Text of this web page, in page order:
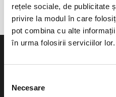
rețele sociale, de publicitate
privire la modul în care
pot combina cu alte
în urma folosirii serviciilor lor.
consimțământului
Necesare
Evenimente